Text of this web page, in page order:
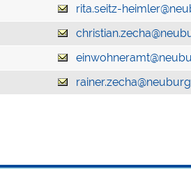
rita.seitz-